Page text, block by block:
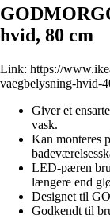
hvid, 80 cm
Link: https://
vaegbelysning-hvid-
Giver et
vask.
Kan monteres
LED-pæren
længere end
Designet til
Godkendt til